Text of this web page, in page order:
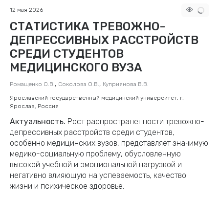
СТАТИСТИКА ТРЕВОЖНО-
ДЕПРЕССИВНЫХ РАССТРОЙСТВ
СРЕДИ СТУДЕНТОВ
МЕДИЦИНСКОГО ВУЗА
12 мая 2026
Ярославский государственный медицинский университет, г.
Ярослав, Россия
Актуальность. Рост распространенности тревожно-
депрессивных расстройств среди студентов,
особенно медицинских вузов, представляет значимую
медико-социальную проблему, обусловленную
высокой учебной и эмоциональной нагрузкой и
негативно влияющую на успеваемость, качество
жизни и психическое здоровье.
Ромащенко О.В., Соколова О.В., Куприянова В.В.